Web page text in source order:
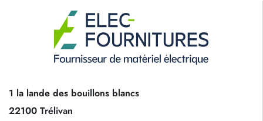
1 la lande des bouillons blancs
22100 Trélivan